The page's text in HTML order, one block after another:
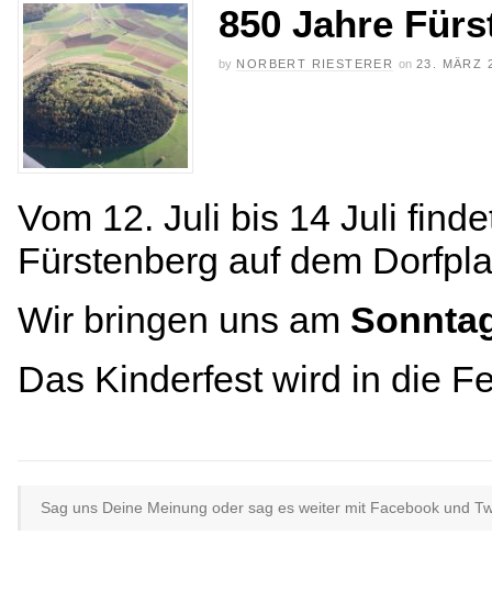
850 Jahre
by NORBERT RIESTERER on 23. MÄRZ
Vom 12. Juli bis 14 Juli
Fürstenberg auf dem
Wir bringen uns am
Das Kinderfest wird in die
Sag uns Deine Meinung oder sag es weiter mit Facebook und